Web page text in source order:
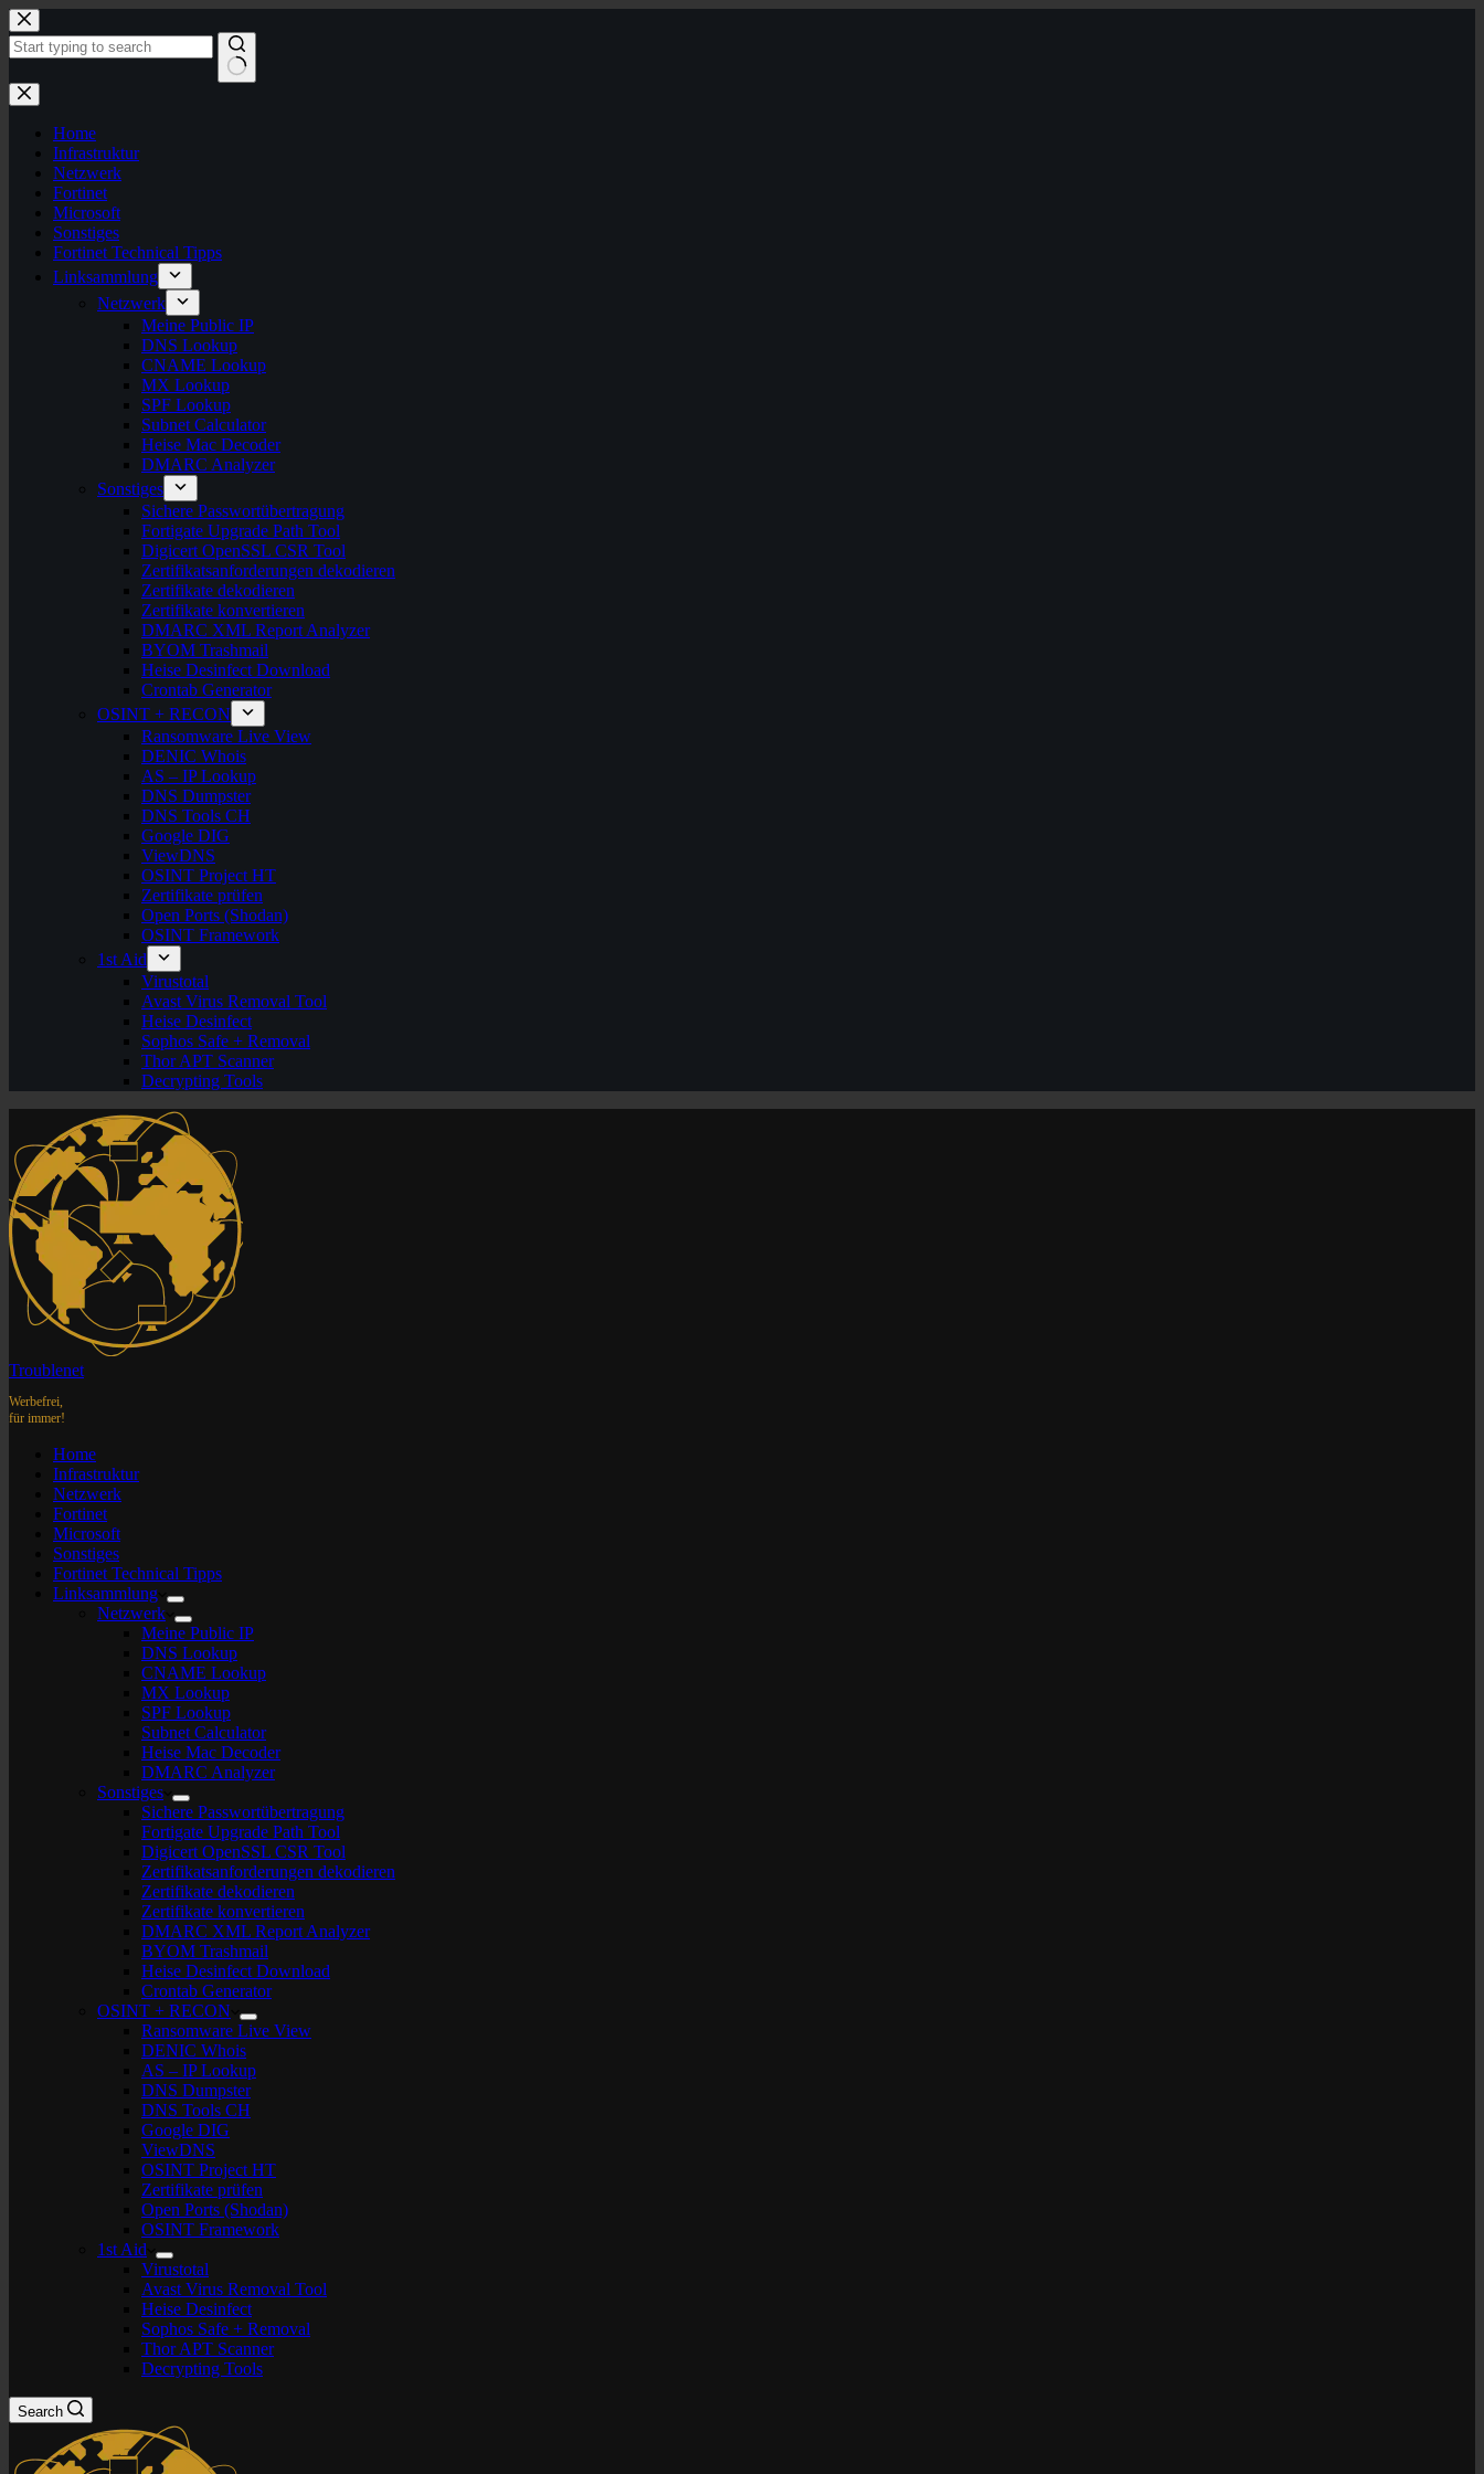
Zum
Inhalt
springen
Keine
Ergebnisse
Home
Infrastruktur
Netzwerk
Fortinet
Microsoft
Sonstiges
Fortinet Technical Tipps
Linksammlung
Netzwerk
Meine Public IP
DNS Lookup
CNAME Lookup
MX Lookup
SPF Lookup
Subnet Calculator
Heise Mac Decoder
DMARC Analyzer
Sonstiges
Sichere Passwortübertragung
Fortigate Upgrade Path Tool
Digicert OpenSSL CSR Tool
Zertifikatsanforderungen dekodieren
Zertifikate dekodieren
Zertifikate konvertieren
DMARC XML Report Analyzer
BYOM Trashmail
Heise Desinfect Download
Crontab Generator
OSINT + RECON
Ransomware Live View
DENIC Whois
AS – IP Lookup
DNS Dumpster
DNS Tools CH
Google DIG
ViewDNS
OSINT Project HT
Zertifikate prüfen
Open Ports (Shodan)
OSINT Framework
1st Aid
Virustotal
Avast Virus Removal Tool
Heise Desinfect
Sophos Safe + Removal
Thor APT Scanner
Decrypting Tools
Troublenet
Werbefrei,
für immer!
Home
Infrastruktur
Netzwerk
Fortinet
Microsoft
Sonstiges
Fortinet Technical Tipps
Linksammlung
Netzwerk
Meine Public IP
DNS Lookup
CNAME Lookup
MX Lookup
SPF Lookup
Subnet Calculator
Heise Mac Decoder
DMARC Analyzer
Sonstiges
Sichere Passwortübertragung
Fortigate Upgrade Path Tool
Digicert OpenSSL CSR Tool
Zertifikatsanforderungen dekodieren
Zertifikate dekodieren
Zertifikate konvertieren
DMARC XML Report Analyzer
BYOM Trashmail
Heise Desinfect Download
Crontab Generator
OSINT + RECON
Ransomware Live View
DENIC Whois
AS – IP Lookup
DNS Dumpster
DNS Tools CH
Google DIG
ViewDNS
OSINT Project HT
Zertifikate prüfen
Open Ports (Shodan)
OSINT Framework
1st Aid
Virustotal
Avast Virus Removal Tool
Heise Desinfect
Sophos Safe + Removal
Thor APT Scanner
Decrypting Tools
Search